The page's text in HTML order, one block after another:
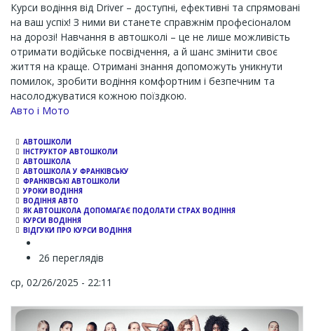
Курси водіння від Driver – доступні, ефективні та спрямовані
на ваш успіх! З ними ви станете справжнім професіоналом
на дорозі! Навчання в автошколі – це не лише можливість
отримати водійське посвідчення, а й шанс змінити своє
життя на краще. Отримані знання допоможуть уникнути
помилок, зробити водіння комфортним і безпечним та
насолоджуватися кожною поїздкою.
Channel
Авто і Мото
АВТОШКОЛИ
ІНСТРУКТОР АВТОШКОЛИ
АВТОШКОЛА
АВТОШКОЛА У ФРАНКІВСЬКУ
ФРАНКІВСЬКІ АВТОШКОЛИ
УРОКИ ВОДІННЯ
ВОДІННЯ АВТО
ЯК АВТОШКОЛА ДОПОМАГАЄ ПОДОЛАТИ СТРАХ ВОДІННЯ
КУРСИ ВОДІННЯ
ВІДГУКИ ПРО КУРСИ ВОДІННЯ
26 переглядів
ср, 02/26/2025 - 22:11